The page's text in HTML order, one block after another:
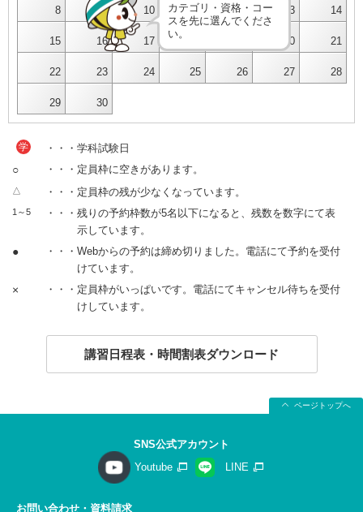
8 9 10 11 12 13 14
15 16 17 20 21
22 23 24 25 26 27 28
29 30
カテゴリ・資格・コー
スを先に選んでくださ
い。
学 ・・・学科試験日
○ ・・・定員枠に空きがあります。
△ ・・・定員枠の残が少なくなっています。
1～5
・・・残りの予約枠数が5名以下になると、残数を数字にて表
示しています。
●
・・・Webからの予約は締め切りました。電話にて予約を受付
けています。
×
・・・定員枠がいっぱいです。電話にてキャンセル待ちを受付
けしています。
講習日程表・時間割表ダウンロード
ページトップへ
SNS公式アカウント
Youtube
LINE
お問い合わせ・資料請求